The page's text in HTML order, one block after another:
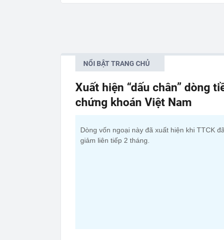
NỔI BẬT TRANG CHỦ
Xuất hiện “dấu chân” dòng
chứng khoán Việt Nam
Dòng vốn ngoại này đã xuất hiện khi TTCK đã
giảm liên tiếp 2 tháng.